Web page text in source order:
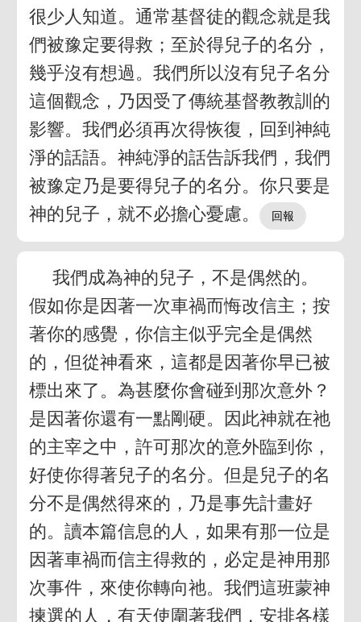
很少人知道。通常基督徒的觀念就是我
們被豫定要得救；至於得兒子的名分，
幾乎沒有想過。我們所以沒有兒子名分
這個觀念，乃因受了傳統基督教教訓的
影響。我們必須再次得恢復，回到神純
淨的話語。神純淨的話告訴我們，我們
被豫定乃是要得兒子的名分。你只要是
神的兒子，就不必擔心憂慮。
我們成為神的兒子，不是偶然的。
假如你是因著一次車禍而悔改信主；按
著你的感覺，你信主似乎完全是偶然
的，但從神看來，這都是因著你早已被
標出來了。為甚麼你會碰到那次意外？
是因著你還有一點剛硬。因此神就在祂
的主宰之中，許可那次的意外臨到你，
好使你得著兒子的名分。但是兒子的名
分不是偶然得來的，乃是事先計畫好
的。讀本篇信息的人，如果有那一位是
因著車禍而信主得救的，必定是神用那
次事件，來使你轉向祂。我們這班蒙神
揀選的人，有天使圍著我們，安排各樣